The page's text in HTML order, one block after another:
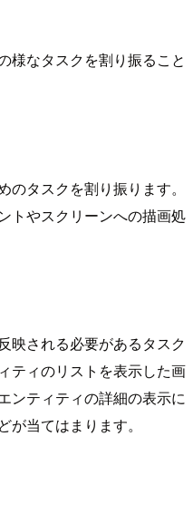
様なタスクを割り振ること
タスクを割り振ります。
トやスクリーンへの描画処
映される必要があるタスク
ティのリストを表示した画
ンティティの詳細の表示に
当てはまります。